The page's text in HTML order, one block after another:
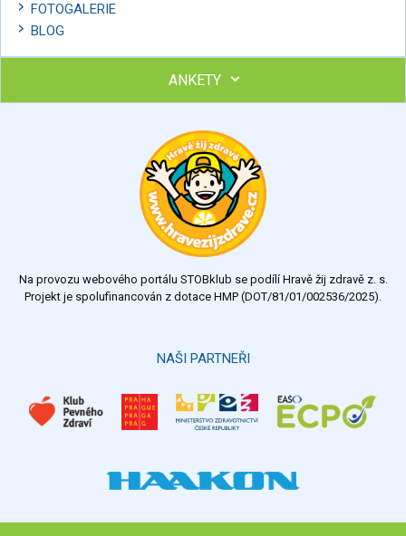
FOTOGALERIE
BLOG
ANKETY
Výsledky Všechny ankety
Na provozu webového portálu STOBklub se podílí Hravě žij zdravě z. s.
Projekt je spolufinancován z dotace HMP (DOT/81/01/002536/2025).
NAŠI PARTNEŘI